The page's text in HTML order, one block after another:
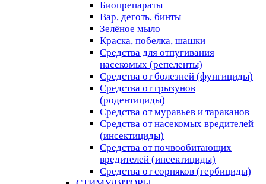
Биопрепараты
Вар, деготь, бинты
Зелёное мыло
Краска, побелка, шашки
Средства для отпугивания
насекомых (репеленты)
Средства от болезней (фунгициды)
Средства от грызунов
(родентициды)
Средства от муравьев и тараканов
Средства от насекомых вредителей
(инсектициды)
Средства от почвообитающих
вредителей (инсектициды)
Средства от сорняков (гербициды)